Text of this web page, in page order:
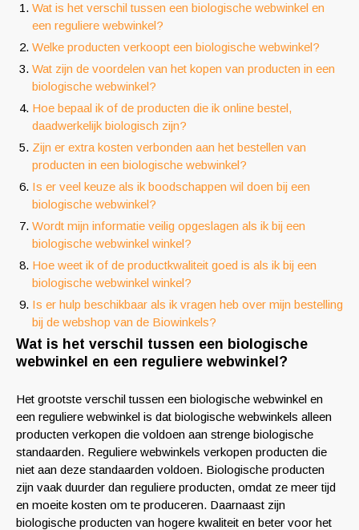
Wat is het verschil tussen een biologische webwinkel en
een reguliere webwinkel?
Welke producten verkoopt een biologische webwinkel?
Wat zijn de voordelen van het kopen van producten in een
biologische webwinkel?
Hoe bepaal ik of de producten die ik online bestel,
daadwerkelijk biologisch zijn?
Zijn er extra kosten verbonden aan het bestellen van
producten in een biologische webwinkel?
Is er veel keuze als ik boodschappen wil doen bij een
biologische webwinkel?
Wordt mijn informatie veilig opgeslagen als ik bij een
biologische webwinkel winkel?
Hoe weet ik of de productkwaliteit goed is als ik bij een
biologische webwinkel winkel?
Is er hulp beschikbaar als ik vragen heb over mijn bestelling
bij de webshop van de Biowinkels?
Wat is het verschil tussen een biologische
webwinkel en een reguliere webwinkel?
Het grootste verschil tussen een biologische webwinkel en
een reguliere webwinkel is dat biologische webwinkels alleen
producten verkopen die voldoen aan strenge biologische
standaarden. Reguliere webwinkels verkopen producten die
niet aan deze standaarden voldoen. Biologische producten
zijn vaak duurder dan reguliere producten, omdat ze meer tijd
en moeite kosten om te produceren. Daarnaast zijn
biologische producten van hogere kwaliteit en beter voor het